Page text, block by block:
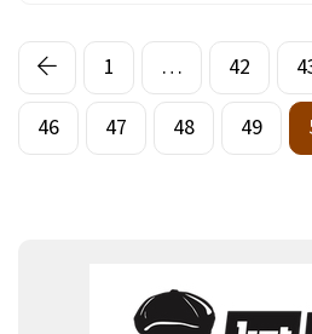
1 … 42
46
47 48 49